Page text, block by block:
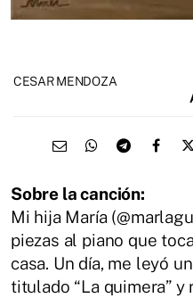
CESAR MENDOZA
Sobre la canción:
Mi hija María
piezas al piano que
casa. Un día, me leyó
titulado “La quimera”